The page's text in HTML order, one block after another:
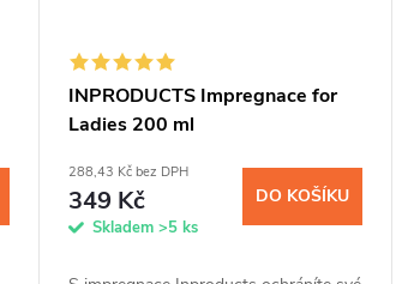
INPRODUCTS Impregnace for
Ladies 200 ml
288,43 Kč bez DPH
349 Kč
Skladem >5 ks
DO KOŠÍKU